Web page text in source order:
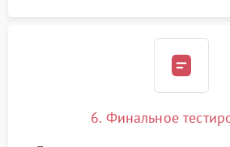
6. Финальное